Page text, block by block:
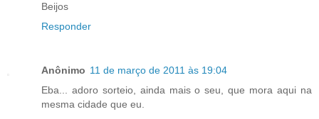
Beijos
Responder
Anônimo 11 de março de 2011 às 19:04
Eba... adoro sorteio, ainda mais o seu, que mora aqui na
mesma cidade que eu.